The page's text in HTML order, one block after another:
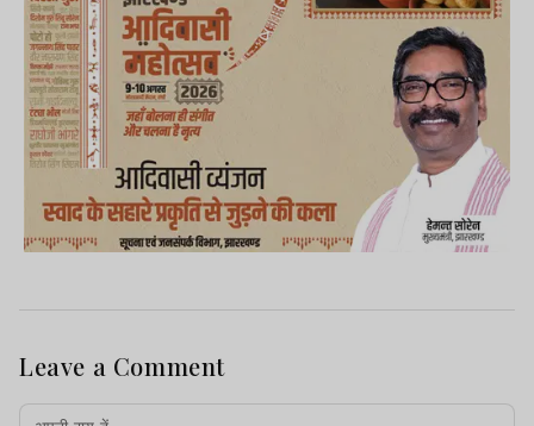
Leave a Comment